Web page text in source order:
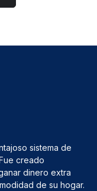
sistema de
creado
dinero extra
de su hogar.